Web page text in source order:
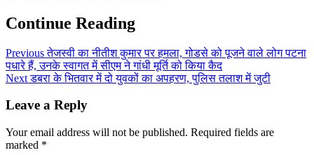
Continue Reading
Previousतेजस्वी का नीतीश कुमार पर हमला, गोडसे को पूजने वाले लोग पटना
पधारे हैं, उनके स्वागत में सीएम ने गांधी मूर्ति को किया कैद
Nextडबरा के भितवार में दो युवकों का अपहरण, पुलिस तलाश में जुटी
Leave a Reply
Your email address will not be published. Required fields are
marked *